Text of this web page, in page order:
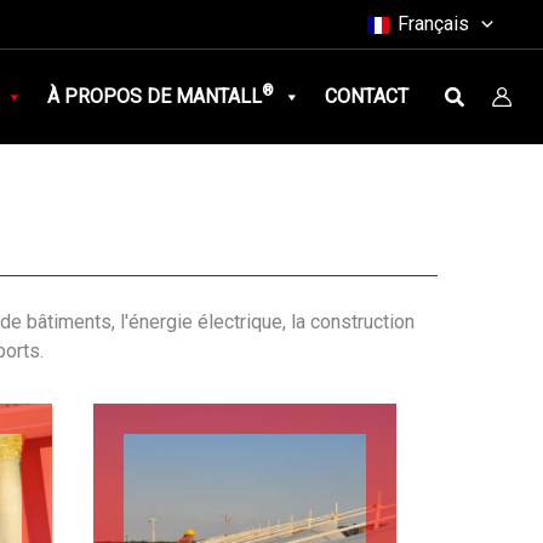
Français
À PROPOS DE MANTALL® CONTACT
bâtiments, l'énergie électrique, la construction